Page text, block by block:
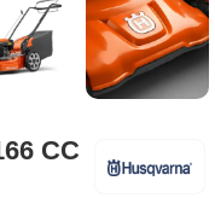
CC